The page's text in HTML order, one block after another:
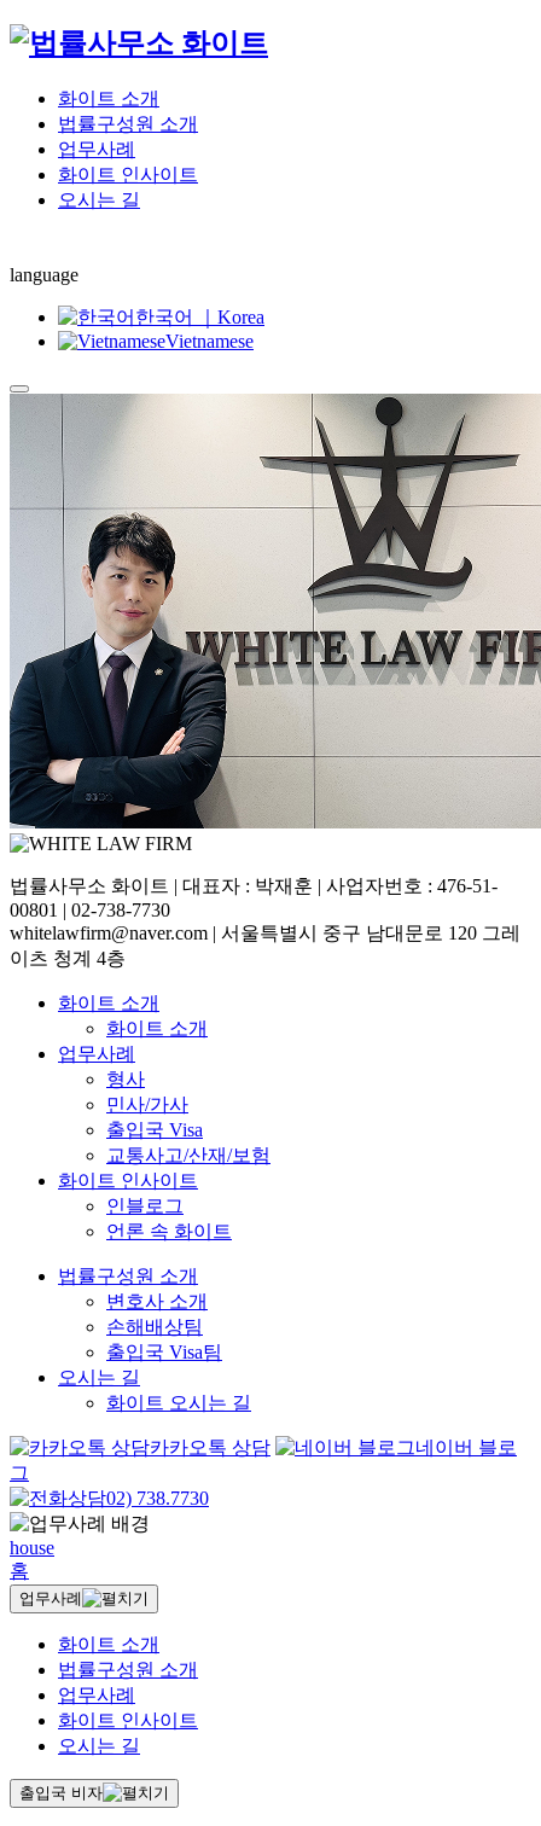
화이트 소개
법률구성원 소개
업무사례
화이트 인사이트
오시는 길
language
한국어 ｜Korea
Vietnamese
법률사무소 화이트 | 대표자 : 박재훈 | 사업자번호 : 476-51-
00801 | 02-738-7730
whitelawfirm@naver.com | 서울특별시 중구 남대문로 120 그레
이츠 청계 4층
화이트 소개
화이트 소개
업무사례
형사
민사/가사
출입국 Visa
교통사고/산재/보험
화이트 인사이트
인블로그
언론 속 화이트
법률구성원 소개
변호사 소개
손해배상팀
출입국 Visa팀
오시는 길
화이트 오시는 길
카카오톡 상담
네이버 블로
그
02) 738.7730
house
홈
업무사례
화이트 소개
법률구성원 소개
업무사례
화이트 인사이트
오시는 길
출입국 비자